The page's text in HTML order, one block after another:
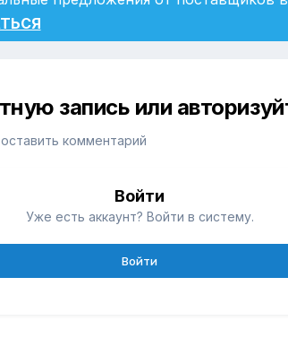
запись или
комментарий
Войти
Уже есть аккаунт? Войти в систему.
Войти